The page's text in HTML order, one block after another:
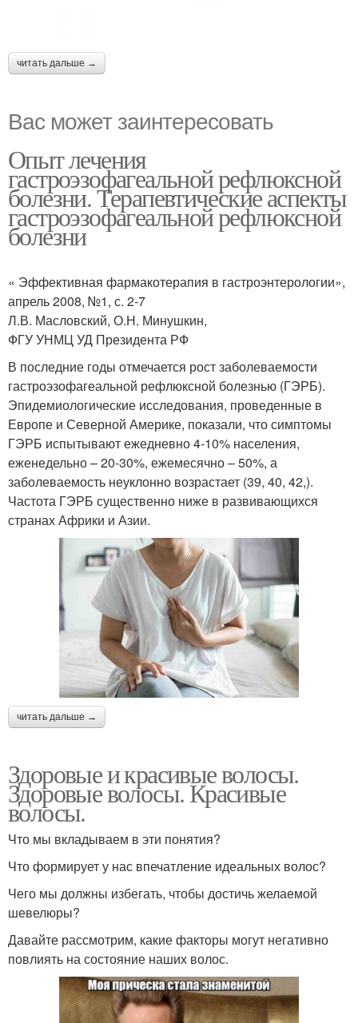
читать дальше →
Вас может заинтересовать
Опыт лечения
гастроэзофагеальной рефлюксной
болезни. Терапевтические аспекты
гастроэзофагеальной рефлюксной
болезни
« Эффективная фармакотерапия в гастроэнтерологии»,
апрель 2008, №1, с. 2-7
Л.В. Масловский, О.Н. Минушкин,
ФГУ УНМЦ УД Президента РФ
В последние годы отмечается рост заболеваемости
гастроэзофагеальной рефлюксной болезнью (ГЭРБ).
Эпидемиологические исследования, проведенные в
Европе и Северной Америке, показали, что симптомы
ГЭРБ испытывают ежедневно 4-10% населения,
еженедельно – 20-30%, ежемесячно – 50%, а
заболеваемость неуклонно возрастает (39, 40, 42,).
Частота ГЭРБ существенно ниже в развивающихся
странах Африки и Азии.
читать дальше →
Здоровые и красивые волосы.
Здоровые волосы. Красивые
волосы.
Что мы вкладываем в эти понятия?
Что формирует у нас впечатление идеальных волос?
Чего мы должны избегать, чтобы достичь желаемой
шевелюры?
Давайте рассмотрим, какие факторы могут негативно
повлиять на состояние наших волос.